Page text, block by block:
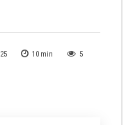
10 min 5